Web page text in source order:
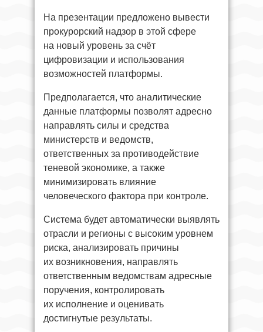
На презентации предложено вывести
прокурорский надзор в этой сфере
на новый уровень за счёт
цифровизации и использования
возможностей платформы.
Предполагается, что аналитические
данные платформы позволят адресно
направлять силы и средства
министерств и ведомств,
ответственных за противодействие
теневой экономике, а также
минимизировать влияние
человеческого фактора при контроле.
Система будет автоматически выявлять
отрасли и регионы с высоким уровнем
риска, анализировать причины
их возникновения, направлять
ответственным ведомствам адресные
поручения, контролировать
их исполнение и оценивать
достигнутые результаты.